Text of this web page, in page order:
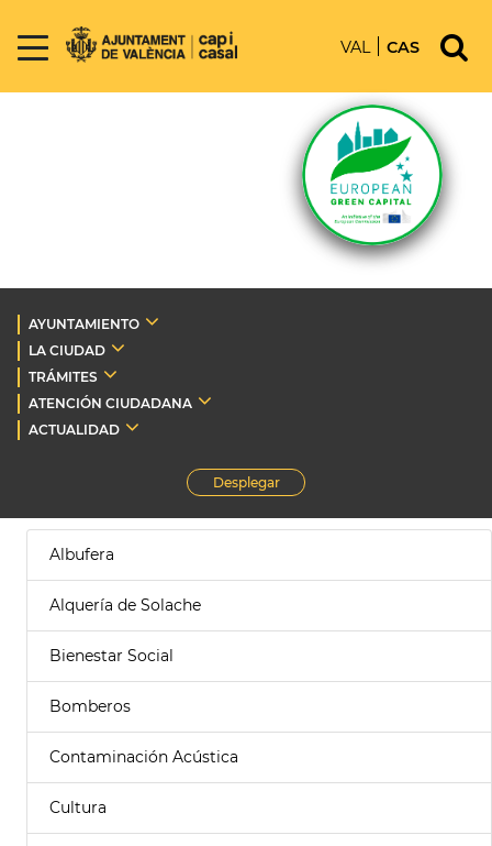
VAL CAS
AYUNTAMIENTO
LA CIUDAD
TRÁMITES
ATENCIÓN CIUDADANA
ACTUALIDAD
Desplegar
Albufera
Alquería de Solache
Bienestar Social
Bomberos
Contaminación Acústica
Cultura